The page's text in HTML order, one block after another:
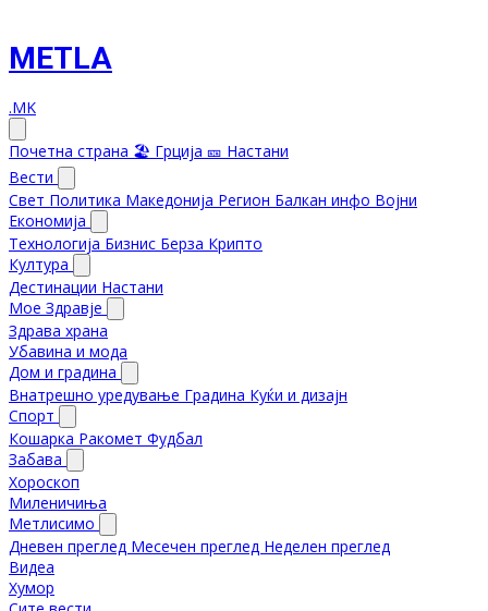
METLA
.MK
Почетна страна 🏖️ Грција 🎫 Настани
Вести
Свет Политика Македонија Регион Балкан инфо Војни
Економија
Технологија Бизнис Берза Крипто
Култура
Дестинации Настани
Мое Здравје
Здрава храна
Убавина и мода
Дом и градина
Внатрешно уредување Градина Куќи и дизајн
Спорт
Кошарка Ракомет Фудбал
Забава
Хороскоп
Миленичиња
Метлисимо
Дневен преглед Месечен преглед Неделен преглед
Видеа
Хумор